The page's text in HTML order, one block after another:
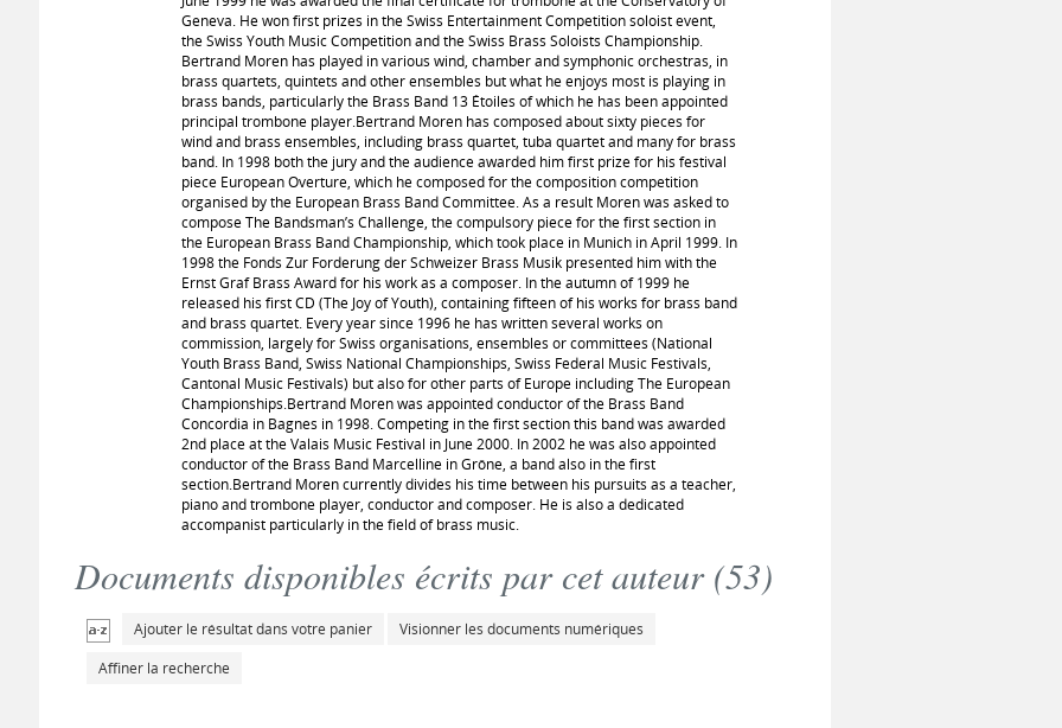
Geneva. He won first prizes in the Swiss Entertainment Competition soloist event,
the Swiss Youth Music Competition and the Swiss Brass Soloists Championship.
Bertrand Moren has played in various wind, chamber and symphonic orchestras, in
brass quartets, quintets and other ensembles but what he enjoys most is playing in
brass bands, particularly the Brass Band 13 Étoiles of which he has been appointed
principal trombone player.Bertrand Moren has composed about sixty pieces for
wind and brass ensembles, including brass quartet, tuba quartet and many for brass
band. In 1998 both the jury and the audience awarded him first prize for his festival
piece European Overture, which he composed for the composition competition
organised by the European Brass Band Committee. As a result Moren was asked to
compose The Bandsman’s Challenge, the compulsory piece for the first section in
the European Brass Band Championship, which took place in Munich in April 1999. In
1998 the Fonds Zur Forderung der Schweizer Brass Musik presented him with the
Ernst Graf Brass Award for his work as a composer. In the autumn of 1999 he
released his first CD (The Joy of Youth), containing fifteen of his works for brass band
and brass quartet. Every year since 1996 he has written several works on
commission, largely for Swiss organisations, ensembles or committees (National
Youth Brass Band, Swiss National Championships, Swiss Federal Music Festivals,
Cantonal Music Festivals) but also for other parts of Europe including The European
Championships.Bertrand Moren was appointed conductor of the Brass Band
Concordia in Bagnes in 1998. Competing in the first section this band was awarded
2nd place at the Valais Music Festival in June 2000. In 2002 he was also appointed
conductor of the Brass Band Marcelline in Grône, a band also in the first
section.Bertrand Moren currently divides his time between his pursuits as a teacher,
piano and trombone player, conductor and composer. He is also a dedicated
accompanist particularly in the field of brass music.
Documents disponibles écrits par cet auteur (53)
Ajouter le résultat dans votre panier
Visionner les documents numériques
Affiner la recherche